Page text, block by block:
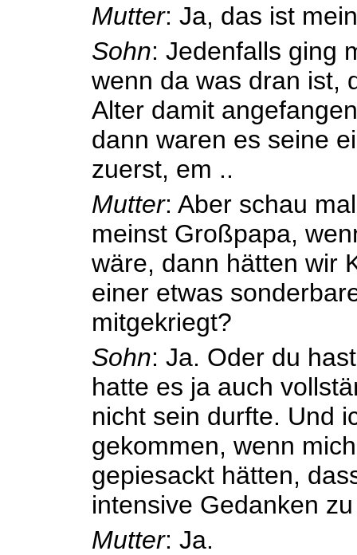
Mutter: Ja, das ist
Sohn: Jedenfalls ging
wenn da was dran ist,
Alter damit
dann waren es seine
zuerst, em ..
Mutter: Aber schau
meinst Großpapa,
wäre, dann hätten wir
einer etwas
mitgekriegt?
Sohn: Ja. Oder du
hatte es ja auch
nicht sein durfte. Und
gekommen, wenn
gepiesackt hätten,
intensive Gedanken
Mutter: Ja.